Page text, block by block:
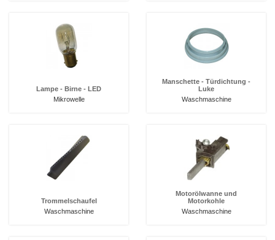
Lampe - Birne - LED
Mikrowelle
Manschette - Türdichtung -
Luke
Waschmaschine
Trommelschaufel
Waschmaschine
Motorölwanne und
Motorkohle
Waschmaschine